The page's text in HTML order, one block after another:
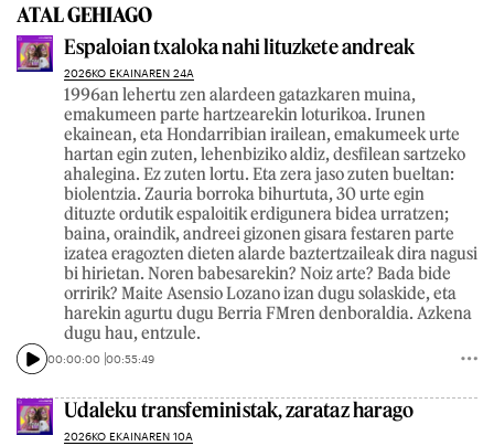
ATAL GEHIAGO
Espaloian txaloka nahi lituzkete andreak
2026KO EKAINAREN 24A
1996an lehertu zen alardeen gatazkaren muina,
emakumeen parte hartzearekin loturikoa. Irunen
ekainean, eta Hondarribian irailean, emakumeek urte
hartan egin zuten, lehenbiziko aldiz, desfilean sartzeko
ahalegina. Ez zuten lortu. Eta zera jaso zuten bueltan:
biolentzia. Zauria borroka bihurtuta, 30 urte egin
dituzte ordutik espaloitik erdigunera bidea urratzen;
baina, oraindik, andreei gizonen gisara festaren parte
izatea eragozten dieten alarde baztertzaileak dira nagusi
bi hirietan. Noren babesarekin? Noiz arte? Bada bide
orririk? Maite Asensio Lozano izan dugu solaskide, eta
harekin agurtu dugu Berria FMren denboraldia. Azkena
dugu hau, entzule.
00:00:00 00:55:49
Udaleku transfeministak, zarataz harago
2026KO EKAINAREN 10A